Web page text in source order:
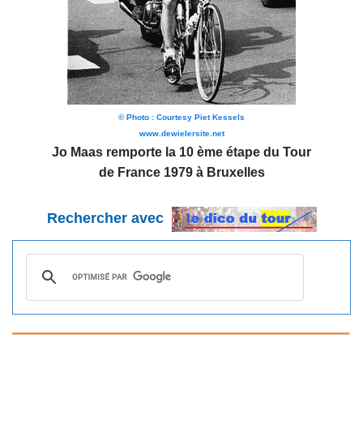
© Photo : Courtesy Piet Kessels
www.dewielersite.net
Jo Maas remporte la 10 ème étape du Tour
de France 1979 à Bruxelles
Rechercher avec